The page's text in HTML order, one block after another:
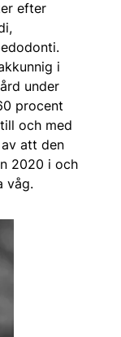
efter
i
under
procent
och med
att den
2020 i och
våg.